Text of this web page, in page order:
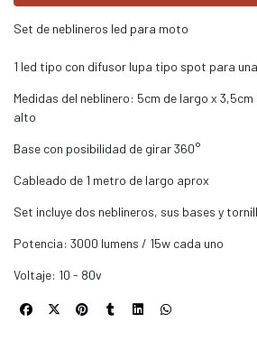
Set de neblineros led para moto
1 led tipo con difusor lupa tipo spot para
Medidas del neblinero: 5cm de largo x
alto
Base con posibilidad de girar 360°
Cableado de 1 metro de largo aprox
Set incluye dos neblineros, sus bases y
Potencia: 3000 lumens / 15w cada uno
Voltaje: 10 - 80v